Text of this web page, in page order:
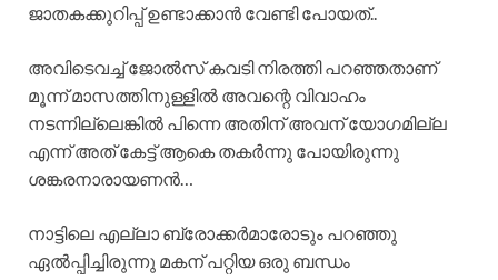
ജാതകക്കുറിപ്പ് ഉണ്ടാക്കാൻ വേണ്ടി പോയത്..
അവിടെവച്ച് ജോൽസ് കവടി നിരത്തി പറഞ്ഞതാണ്
മൂന്ന് മാസത്തിനുള്ളിൽ അവന്റെ വിവാഹം
നടന്നില്ലെങ്കിൽ പിന്നെ അതിന് അവന് യോഗമില്ല
എന്ന് അത് കേട്ട് ആകെ തകർന്നു പോയിരുന്നു
ശങ്കരനാരായണൻ…
നാട്ടിലെ എല്ലാ ബ്രോക്കർമാരോടും പറഞ്ഞു
ഏൽപ്പിച്ചിരുന്നു മകന് പറ്റിയ ഒരു ബന്ധം